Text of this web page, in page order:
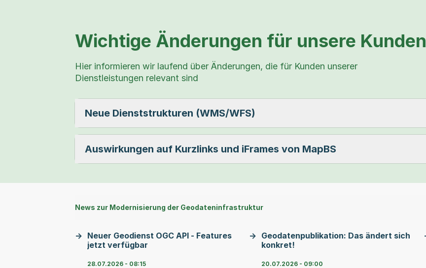
Wichtige Änderungen für unsere Kunden
Hier informieren wir laufend über Änderungen, die für Kunden unserer
Dienstleistungen relevant sind
Neue Dienststrukturen (WMS/WFS)
Auswirkungen auf Kurzlinks und iFrames von MapBS
News zur Modernisierung der Geodateninfrastruktur
Neuer Geodienst OGC API - Features
jetzt verfügbar
28.07.2026 - 08:15
Geodatenpublikation: Das ändert sich
konkret!
20.07.2026 - 09:00